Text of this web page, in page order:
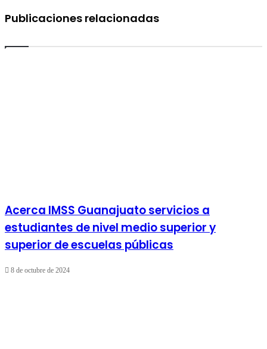
Publicaciones relacionadas
Acerca IMSS Guanajuato servicios a
estudiantes de nivel medio superior y
superior de escuelas públicas
8 de octubre de 2024